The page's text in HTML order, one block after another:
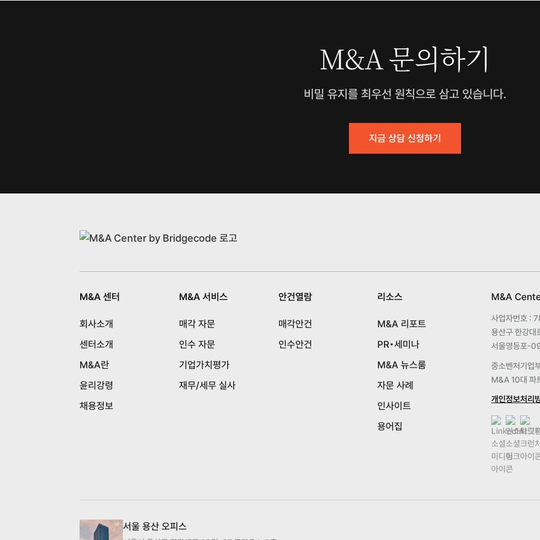
M&A 문의하기
비밀 유지를 최우선 원칙으로 삼고 있습니다.
지금 상담 신청하기
M&A 센터
회사소개
센터소개
M&A란
윤리강령
채용정보
M&A 서비스
매각 자문
인수 자문
기업가치평가
재무/세무 실사
안건열람
매각안건
인수안건
리소스
M&A 리포트
PR•세미나
M&A 뉴스룸
자문 사례
인사이트
용어집
M&A
사업자번호 :
용산구 한강
서울영등포-
중소벤처기업
M&A 10대 파
개인정보처리
서울 용산 오피스